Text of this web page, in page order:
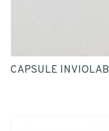
CAPSULE